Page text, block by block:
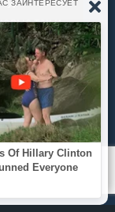
так и
с
права